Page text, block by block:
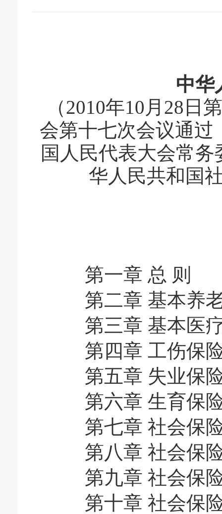
中华
（2010年10月28
会第十七次会议通
国人民代表大会常
华人民共和国
第一章 总 则
第二章 基本养
第三章 基本医
第四章 工伤保
第五章 失业保
第六章 生育保
第七章 社会保
第八章 社会保
第九章 社会保
第十章 社会保